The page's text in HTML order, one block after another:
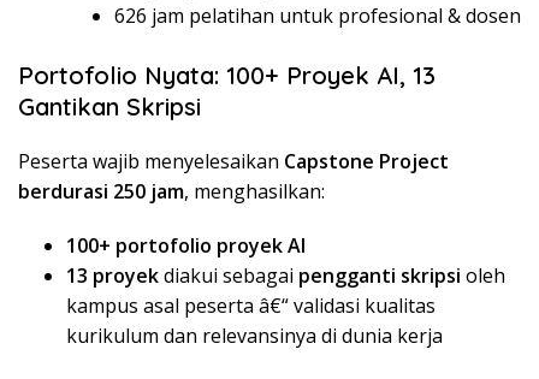
626 jam pelatihan untuk profesional & dosen
Portofolio Nyata: 100+ Proyek AI, 13
Gantikan Skripsi
Peserta wajib menyelesaikan Capstone Project
berdurasi 250 jam, menghasilkan:
100+ portofolio proyek AI
13 proyekdiakui sebagai pengganti skripsi oleh
kampus asal peserta â€“ validasi kualitas
kurikulum dan relevansinya di dunia kerja